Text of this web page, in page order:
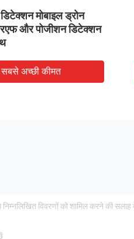
मोबाइल ड्रोन
और पोजीशन डिटेक्शन
सबसे अच्छी कीमत